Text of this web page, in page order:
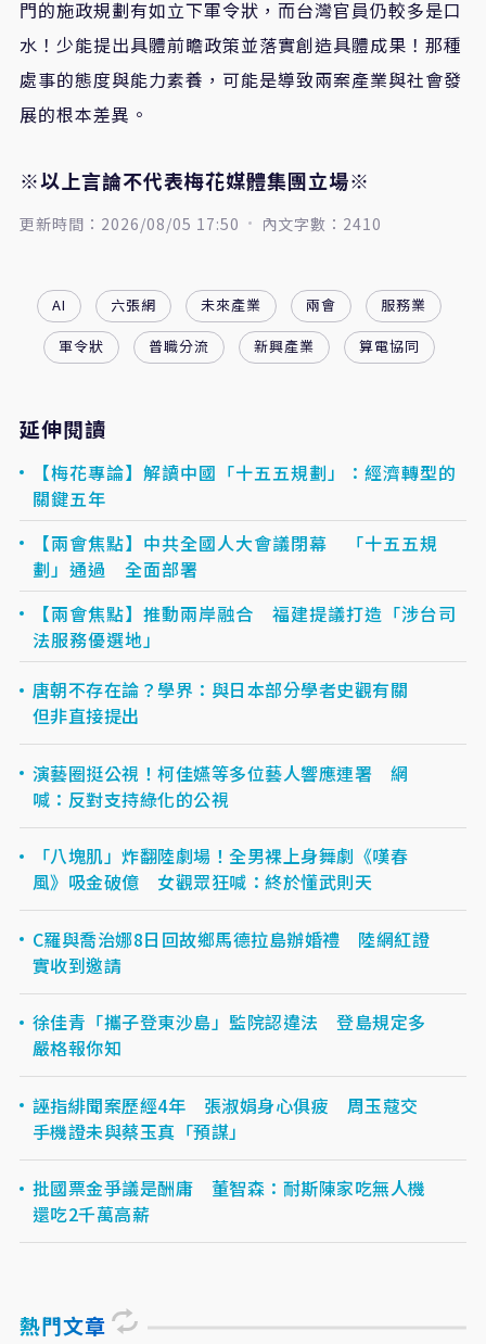
門的施政規劃有如立下軍令狀，而台灣官員仍較多是口
水！少能提出具體前瞻政策並落實創造具體成果！那種
處事的態度與能力素養，可能是導致兩案產業與社會發
展的根本差異。
※以上言論不代表梅花媒體集團立場※
更新時間：2026/08/05 17:50 內文字數：2410
AI 六張網 未來產業 兩會
服務業
軍令狀
普職分流 新興產業 算電協同
延伸閱讀
【梅花專論】解讀中國「十五五規劃」：經濟轉型的
關鍵五年
【兩會焦點】中共全國人大會議閉幕 「十五五規
劃」通過 全面部署
【兩會焦點】推動兩岸融合 福建提議打造「涉台司
法服務優選地」
唐朝不存在論？學界：與日本部分學者史觀有關
但非直接提出
演藝圈挺公視！柯佳嬿等多位藝人響應連署 網
喊：反對支持綠化的公視
「八塊肌」炸翻陸劇場！全男裸上身舞劇《嘆春
風》吸金破億 女觀眾狂喊：終於懂武則天
C羅與喬治娜8日回故鄉馬德拉島辦婚禮 陸網紅證
實收到邀請
徐佳青「攜子登東沙島」監院認違法 登島規定多
嚴格報你知
誣指緋聞案歷經4年 張淑娟身心俱疲 周玉蔻交
手機證未與蔡玉真「預謀」
批國票金爭議是酬庸 董智森：耐斯陳家吃無人機
還吃2千萬高薪
熱門文章